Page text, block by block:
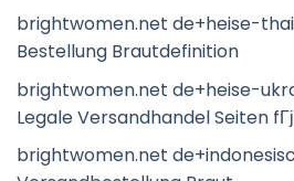
brightwomen.net de+heise-
Bestellung Brautdefinition
brightwomen.net de+heise-
Legale Versandhandel Seiten
brightwomen.net